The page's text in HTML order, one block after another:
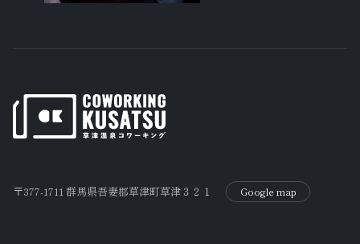
〒377-1711 群馬県吾妻郡草津町草津３２１ Google map